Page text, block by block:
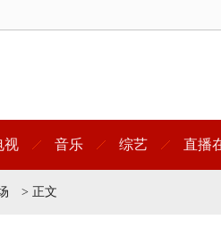
视 音乐 综艺 直播
> 正文